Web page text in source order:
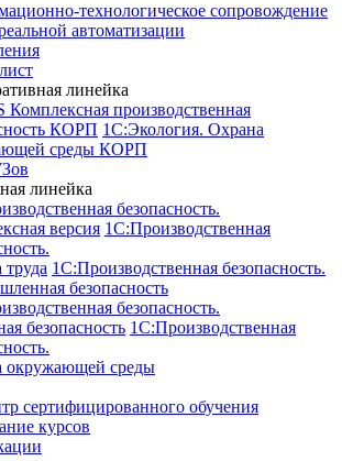
технологическое сопровождение
автоматизации
линейка
Комплексная производственная
КОРП 1С:Экология. Охрана
среды КОРП
линейка
безопасность.
версия 1C:Производственная
1C:Производственная безопасность.
безопасность
безопасность.
безопасность 1C:Производственная
окружающей среды
сертифицированного обучения
курсов